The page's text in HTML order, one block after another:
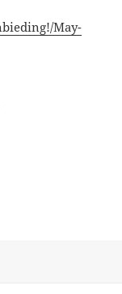
May-